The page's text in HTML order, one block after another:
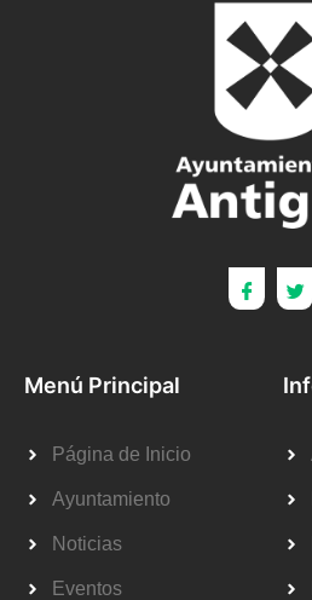
Menú Principal
Página de Inicio
Ayuntamiento
Noticias
Eventos